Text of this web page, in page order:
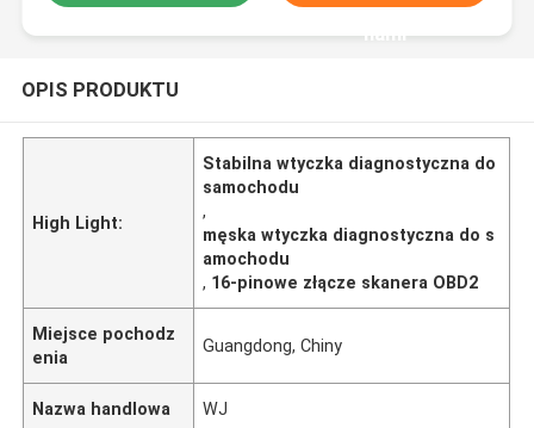
nami
OPIS PRODUKTU
High Light:
Stabilna wtyczka diagnostyczna do
samochodu
,
męska wtyczka diagnostyczna do s
amochodu
, 16-pinowe złącze skanera OBD2
Miejsce pochodz
enia
Guangdong, Chiny
Nazwa handlowa WJ